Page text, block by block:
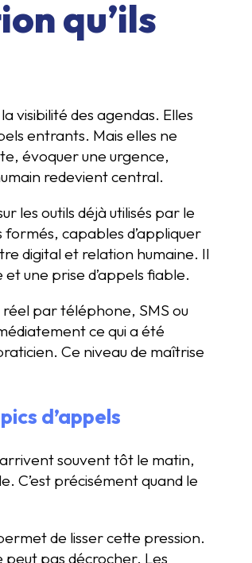
qu’ils
visibilité des agendas. Elles
entrants. Mais elles ne
évoquer une urgence,
redevient central.
les outils déjà utilisés par le
capables d’appliquer
digital et relation humaine. Il
une prise d’appels fiable.
par téléphone, SMS ou
ce qui a été
Ce niveau de maîtrise
d’appels
souvent tôt le matin,
C’est précisément quand le
de lisser cette pression.
pas décrocher. Les